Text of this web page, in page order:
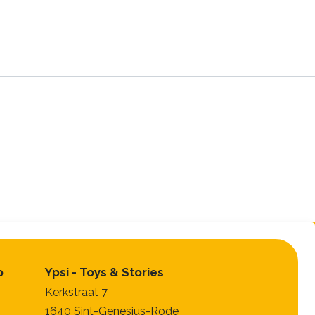
Ypsi - Toys & Stories
Kerkstraat 7
1640 Sint-Genesius-Rode